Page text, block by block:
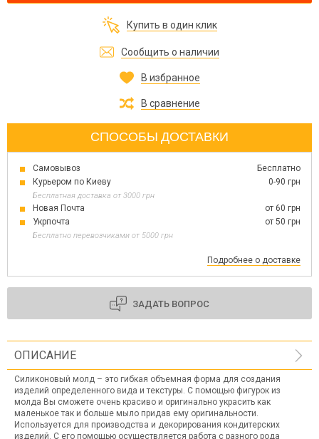
Купить в один клик
Сообщить о наличии
В избранное
В сравнение
СПОСОБЫ ДОСТАВКИ
Самовывоз
Бесплатно
Курьером по Киеву
0-90 грн
Бесплатная доставка от 3000 грн
Новая Почта
от 60 грн
Укрпочта
от 50 грн
Бесплатно перевозчиками от 5000 грн
Подробнее о доставке
ЗАДАТЬ ВОПРОС
ОПИСАНИЕ
Силиконовый молд – это гибкая объемная форма для создания
изделий определенного вида и текстуры. С помощью фигурок из
молда Вы сможете очень красиво и оригинально украсить как
маленькое так и больше мыло придав ему оригинальности.
Используется для производства и декорирования кондитерских
изделий. С его помощью осуществляется работа с разного рода